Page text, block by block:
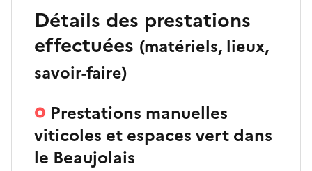
Détails des prestations
effectuées (matériels, lieux,
savoir-faire)
Prestations manuelles
viticoles et espaces vert dans
le Beaujolais